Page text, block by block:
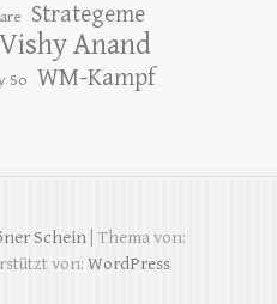
Strategeme
Vishy Anand
So WM-Kampf
Schein| Thema von:
von: WordPress